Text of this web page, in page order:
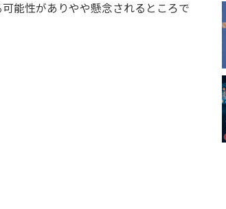
能性がありやや懸念されるところで